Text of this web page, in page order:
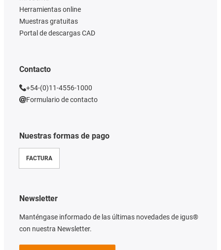
Nuestras formas de pago
FACTURA
Herramientas online
Muestras gratuitas
Portal de descargas CAD
Contacto
+54-(0)11-4556-1000
Formulario de contacto
Newsletter
Manténgase informado de las últimas novedades de igus®
con nuestra Newsletter.